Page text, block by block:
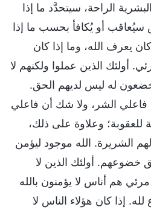
الراحة، سيتحدَّد ما إذا
أو يُكافأ بحسب ما إذا
يعرف الله، وما إذا كان
أولئك الذين عملوا ولكنهم لا
له ليس لديهم الحق.
فاعلي الشر، ولا شك أن فاعلي
وعلاوة على ذلك،
الشريرة. الله موجود ليؤمن
خضوعهم. أولئك الذين لا
مرئي هم أناس لا يؤمنون بالله
إذا كان هؤلاء الناس لا